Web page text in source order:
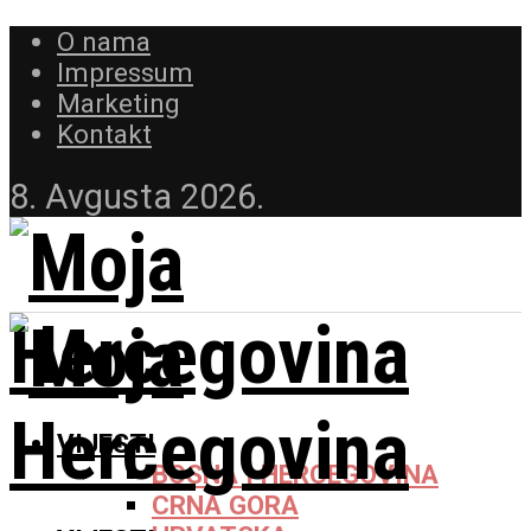
O nama
Impressum
Marketing
Kontakt
8. Avgusta 2026.
VIJESTI
BOSNA I HERCEGOVINA
CRNA GORA